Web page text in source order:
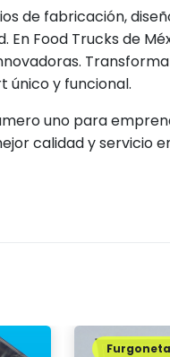
de fabricación,
Food Trucks de
único y funcional.
uno para
calidad y servicio
Furgoneta